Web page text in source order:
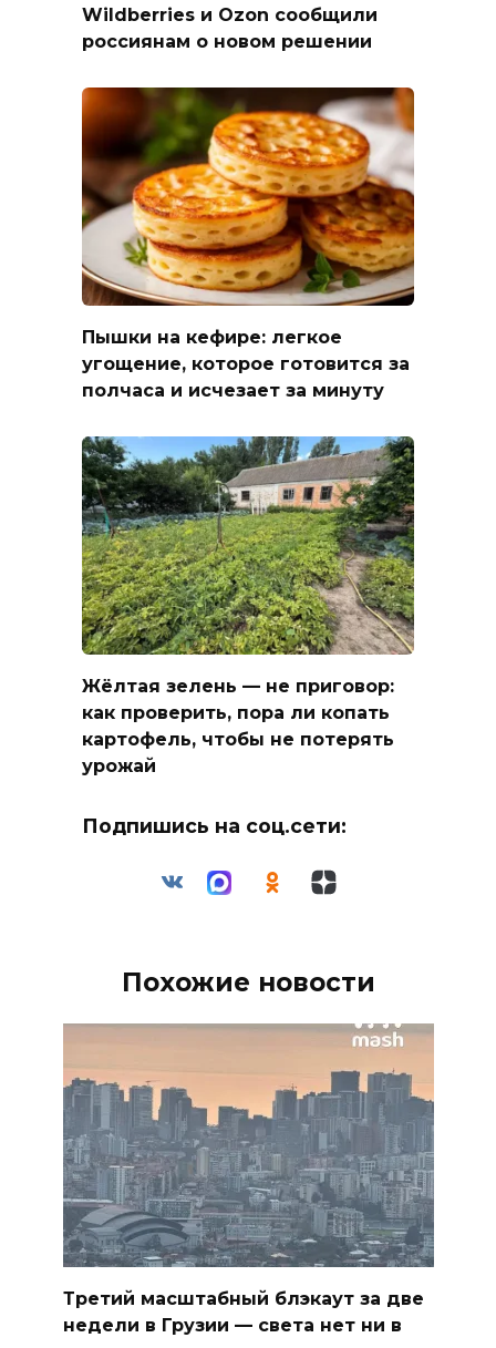
Wildberries и Ozon сообщили
россиянам о новом решении
Пышки на кефире: легкое
угощение, которое готовится за
полчаса и исчезает за минуту
Жёлтая зелень — не приговор:
как проверить, пора ли копать
картофель, чтобы не потерять
урожай
Подпишись на соц.сети:
Похожие новости
Третий масштабный блэкаут за две
недели в Грузии — света нет ни в